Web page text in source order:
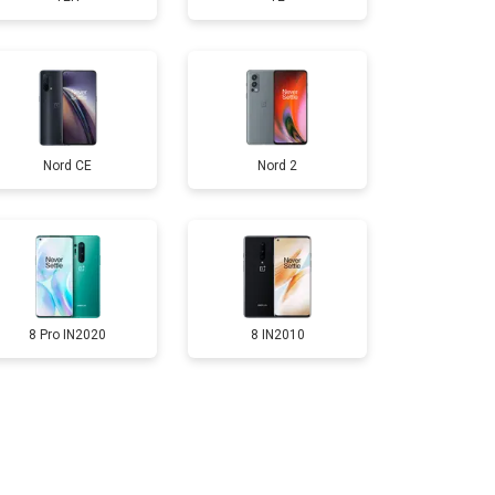
2700 ₽ Заказать
950 ₽ Заказать
1750 ₽ Заказать
3200 ₽ Заказать
1400 ₽
Nord CE Nord 2
8 Pro IN2020 8 IN2010